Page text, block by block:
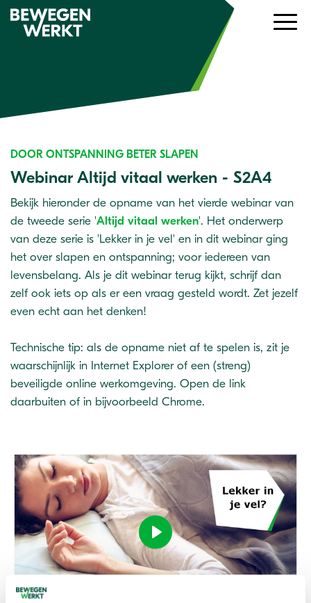
DOOR ONTSPANNING BETER SLAPEN
Webinar Altijd vitaal werken - S2A4
Bekijk hieronder de opname van het vierde webinar van
de tweede serie 'Altijd vitaal werken'. Het onderwerp
van deze serie is 'Lekker in je vel' en in dit webinar ging
het over slapen en ontspanning; voor iedereen van
levensbelang. Als je dit webinar terug kijkt, schrijf dan
zelf ook iets op als er een vraag gesteld wordt. Zet jezelf
even echt aan het denken!
Technische tip: als de opname niet af te spelen is, zit je
waarschijnlijk in Internet Explorer of een (streng)
beveiligde online werkomgeving. Open de link
daarbuiten of in bijvoorbeeld Chrome.
Play